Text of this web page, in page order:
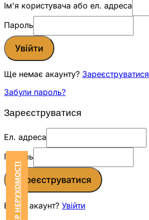
Ім'я користувача або ел. адреса
Пароль
Увійти
Ще немає акаунту? Зареєструватися
Забули пароль?
Зареєструватися
Ел. адреса
Пароль
Зареєструватися
Вже є акаунт? Увійти